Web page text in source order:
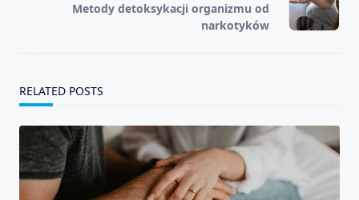
Metody detoksykacji organizmu od
narkotyków
RELATED POSTS